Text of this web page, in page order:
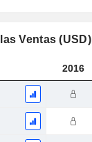
Ventas (USD)
2016